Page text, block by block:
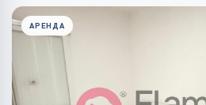
АРЕНДА